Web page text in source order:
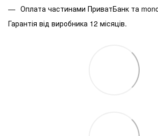
Оплата частинами ПриватБанк та
Гарантія від виробника 12 місяців.